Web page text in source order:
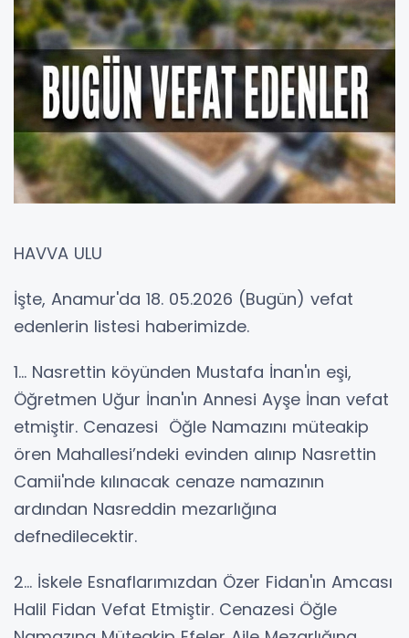
HAVVA ULU
İşte, Anamur'da 18. 05.2026 (Bugün) vefat
edenlerin listesi haberimizde.
1… Nasrettin köyünden Mustafa İnan'ın eşi,
Öğretmen Uğur İnan'ın Annesi Ayşe İnan vefat
etmiştir. Cenazesi Öğle Namazını müteakip
ören Mahallesi’ndeki evinden alınıp Nasrettin
Camii'nde kılınacak cenaze namazının
ardından Nasreddin mezarlığına
defnedilecektir.
2… İskele Esnaflarımızdan Özer Fidan'ın Amcası
Halil Fidan Vefat Etmiştir. Cenazesi Öğle